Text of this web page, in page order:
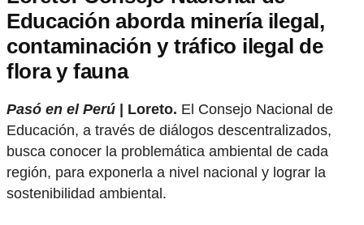
Educación aborda minería ilegal,
contaminación y tráfico ilegal de
flora y fauna
Pasó en el Perú | Loreto. El Consejo Nacional de
Educación, a través de diálogos descentralizados,
busca conocer la problemática ambiental de cada
región, para exponerla a nivel nacional y lograr la
sostenibilidad ambiental.